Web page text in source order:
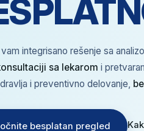
integrisano rešenje sa
sa lekarom i
i preventivno delovanje,
besplatan pregled